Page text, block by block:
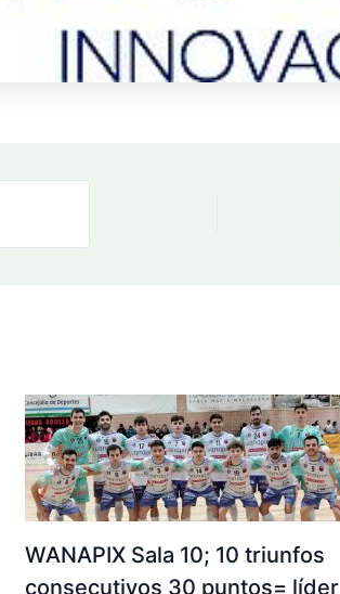
WANAPIX Sala 10; 10 triunfos
consecutivos 30 puntos= líder